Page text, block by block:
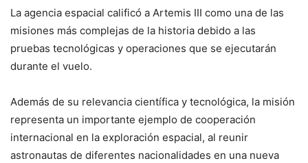
La agencia espacial calificó a Artemis III como una de las
misiones más complejas de la historia debido a las
pruebas tecnológicas y operaciones que se ejecutarán
durante el vuelo.
Además de su relevancia científica y tecnológica, la misión
representa un importante ejemplo de cooperación
internacional en la exploración espacial, al reunir
astronautas de diferentes nacionalidades en una nueva